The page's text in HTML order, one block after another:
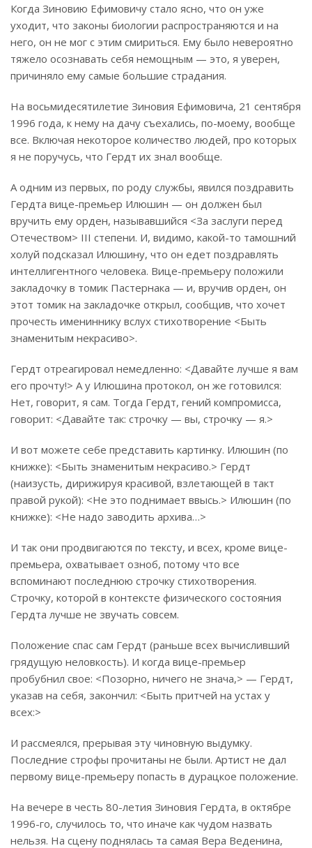
Когда Зиновию Ефимовичу стало ясно, что он уже
уходит, что законы биологии распространяются и на
него, он не мог с этим смириться. Ему было невероятно
тяжело осознавать себя немощным — это, я уверен,
причиняло ему самые большие страдания.
На восьмидесятилетие Зиновия Ефимовича, 21 сентября
1996 года, к нему на дачу съехались, по-моему, вообще
все. Включая некоторое количество людей, про которых
я не поручусь, что Гердт их знал вообще.
А одним из первых, по роду службы, явился поздравить
Гердта вице-премьер Илюшин — он должен был
вручить ему орден, называвшийся <За заслуги перед
Отечеством> III степени. И, видимо, какой-то тамошний
холуй подсказал Илюшину, что он едет поздравлять
интеллигентного человека. Вице-премьеру положили
закладочку в томик Пастернака — и, вручив орден, он
этот томик на закладочке открыл, сообщив, что хочет
прочесть имениннику вслух стихотворение <Быть
знаменитым некрасиво>.
Гердт отреагировал немедленно: <Давайте лучше я вам
его прочту!> А у Илюшина протокол, он же готовился:
Нет, говорит, я сам. Тогда Гердт, гений компромисса,
говорит: <Давайте так: строчку — вы, строчку — я.>
И вот можете себе представить картинку. Илюшин (по
книжке): <Быть знаменитым некрасиво.> Гердт
(наизусть, дирижируя красивой, взлетающей в такт
правой рукой): <Не это поднимает ввысь.> Илюшин (по
книжке): <Не надо заводить архива…>
И так они продвигаются по тексту, и всех, кроме вице-
премьера, охватывает озноб, потому что все
вспоминают последнюю строчку стихотворения.
Строчку, которой в контексте физического состояния
Гердта лучше не звучать совсем.
Положение спас сам Гердт (раньше всех вычисливший
грядущую неловкость). И когда вице-премьер
пробубнил свое: <Позорно, ничего не знача,> — Гердт,
указав на себя, закончил: <Быть притчей на устах у
всех:>
И рассмеялся, прерывая эту чиновную выдумку.
Последние строфы прочитаны не были. Артист не дал
первому вице-премьеру попасть в дурацкое положение.
На вечере в честь 80-летия Зиновия Гердта, в октябре
1996-го, случилось то, что иначе как чудом назвать
нельзя. На сцену поднялась та самая Вера Веденина,